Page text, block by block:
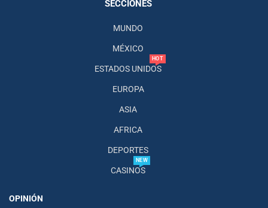
SECCIONES
MUNDO
MÉXICO
ESTADOS UNIDOS
HOT
EUROPA
ASIA
AFRICA
DEPORTES
CASINOS
NEW
OPINIÓN